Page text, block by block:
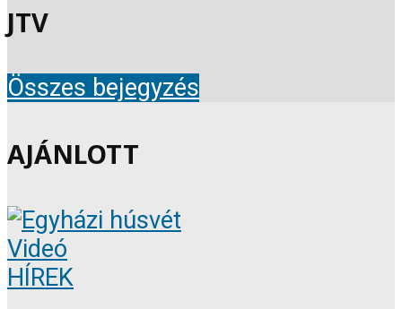
JTV
Összes bejegyzés
AJÁNLOTT
Videó
HÍREK